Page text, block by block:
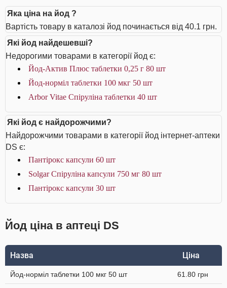
Яка ціна на йод ?
Вартість товару в каталозі йод починається від 40.1 грн.
Які йод найдешевші?
Недорогими товарами в категорії йод є:
Йод-Актив Плюс таблетки 0,25 г 80 шт
Йод-норміл таблетки 100 мкг 50 шт
Arbor Vitae Спіруліна таблетки 40 шт
Які йод є найдорожчими?
Найдорожчими товарами в категорії йод інтернет-аптеки
DS є:
Пантірокс капсули 60 шт
Solgar Спіруліна капсули 750 мг 80 шт
Пантірокс капсули 30 шт
Йод ціна в аптеці DS
Назва Ціна
Йод-норміл таблетки 100 мкг 50 шт 61.80 грн